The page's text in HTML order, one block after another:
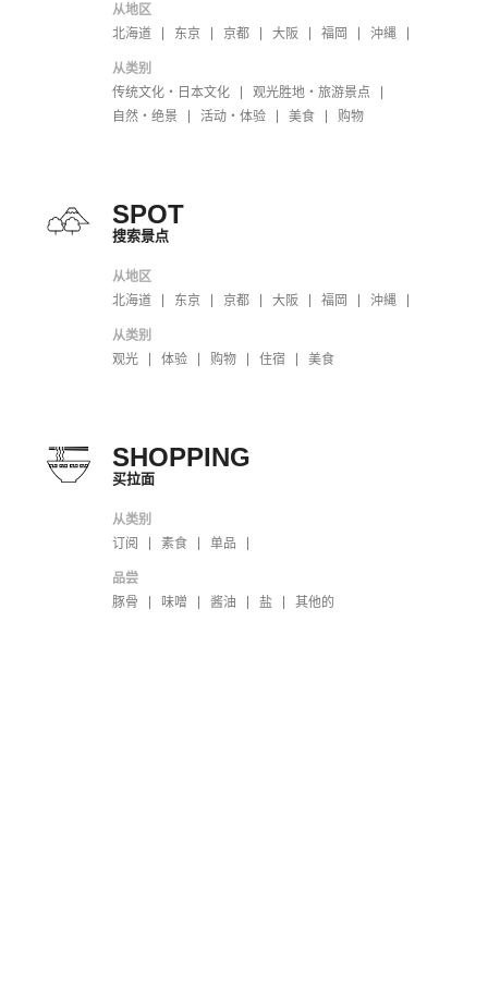
从地区
北海道
东京 京都 大阪 福岡 沖縄
从类别
传统文化・日本文化
观光胜地・旅游景点
自然・绝景
活动・体验 美食 购物
SPOT
搜索景点
从地区
北海道
东京 京都 大阪 福岡 沖縄
从类别
观光
体验 购物 住宿 美食
SHOPPING
买拉面
从类别
订阅
素食 单品
品尝
豚骨
味噌 酱油 盐 其他的